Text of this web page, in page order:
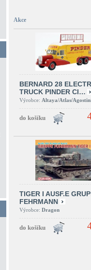
Akce
BERNARD 28
TRUCK PINDER CI…
Výrobce: Altaya/Atlas/
TIGER I AUSF.E
FEHRMANN
Výrobce: Dragon